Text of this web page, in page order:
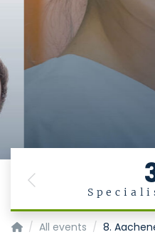
Previous
Medizinische und
All events 8.